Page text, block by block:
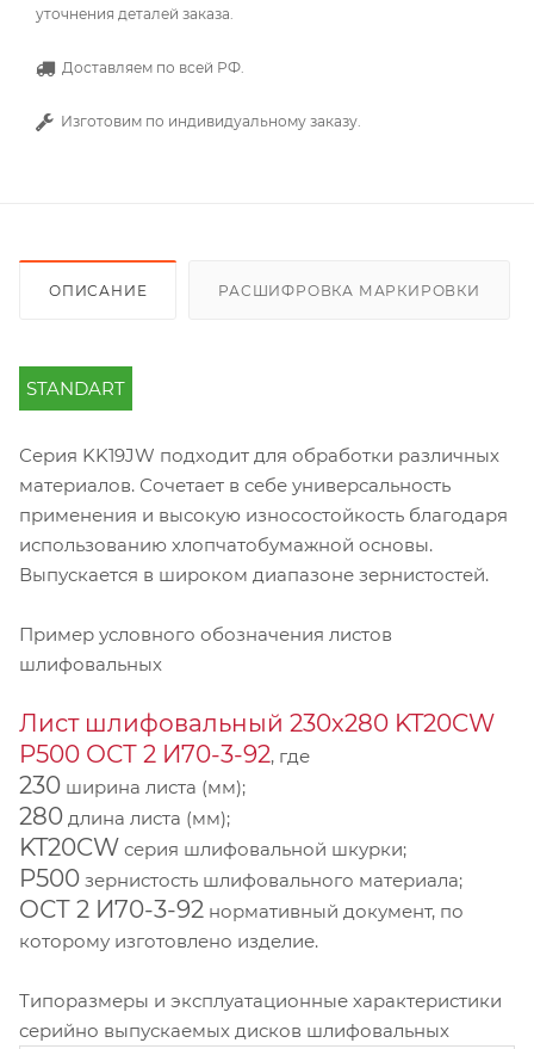
уточнения деталей заказа.
Доставляем по всей РФ.
Изготовим по индивидуальному заказу.
ОПИСАНИЕ РАСШИФРОВКА МАРКИРОВКИ
STANDART
Серия KK19JW подходит для обработки различных
материалов. Сочетает в себе универсальность
применения и высокую износостойкость благодаря
использованию хлопчатобумажной основы.
Выпускается в широком диапазоне зернистостей.
Пример условного обозначения листов
шлифовальных
Лист шлифовальный 230х280 KT20CW
P500 ОСТ 2 И70-3-92, где
230 ширина листа (мм);
280 длина листа (мм);
KT20CW серия шлифовальной шкурки;
P500 зернистость шлифовального материала;
ОСТ 2 И70-3-92 нормативный документ, по
которому изготовлено изделие.
Типоразмеры и эксплуатационные характеристики
серийно выпускаемых дисков шлифовальных